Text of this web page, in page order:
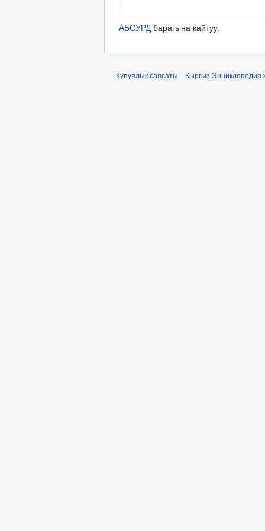
АБСУРДбарагына кайтуу.
Купуялык саясаты Кыргыз Энциклопедия